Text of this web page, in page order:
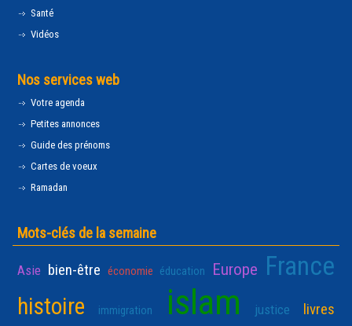
Santé
Vidéos
Nos services web
Votre agenda
Petites annonces
Guide des prénoms
Cartes de voeux
Ramadan
Mots-clés de la semaine
Asie bien-être économie éducation Europe France
histoire immigration islam justice livres